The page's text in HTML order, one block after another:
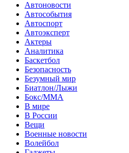
Автоновости
Автособытия
Автоспорт
Автоэксперт
Актеры
Аналитика
Баскетбол
Безопасность
Безумный мир
Биатлон/Лыжи
Бокс/MMA
В мире
В России
Вещи
Военные новости
Волейбол